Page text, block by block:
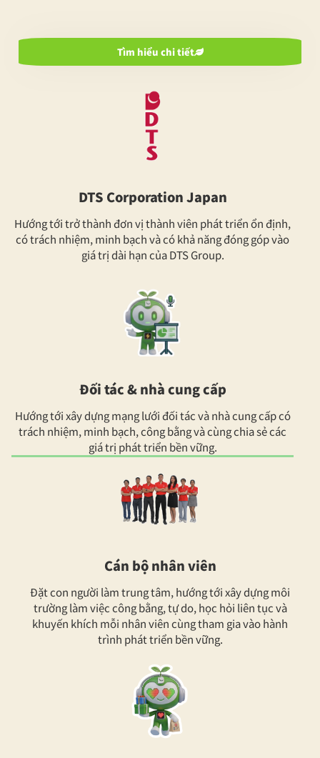
Tìm hiểu chi tiết
DTS Corporation Japan
Hướng tới trở thành đơn vị thành viên phát triển ổn định,
có trách nhiệm, minh bạch và có khả năng đóng góp vào
giá trị dài hạn của DTS Group.
Đối tác & nhà cung cấp
Hướng tới xây dựng mạng lưới đối tác và nhà cung cấp có
trách nhiệm, minh bạch, công bằng và cùng chia sẻ các
giá trị phát triển bền vững.
Cán bộ nhân viên
Đặt con người làm trung tâm, hướng tới xây dựng môi
trường làm việc công bằng, tự do, học hỏi liên tục và
khuyến khích mỗi nhân viên cùng tham gia vào hành
trình phát triển bền vững.